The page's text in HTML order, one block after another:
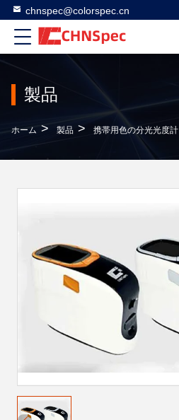
chnspec@colorspec.cn
製品
ホーム > 製品 > 携帯用色の分光光度計